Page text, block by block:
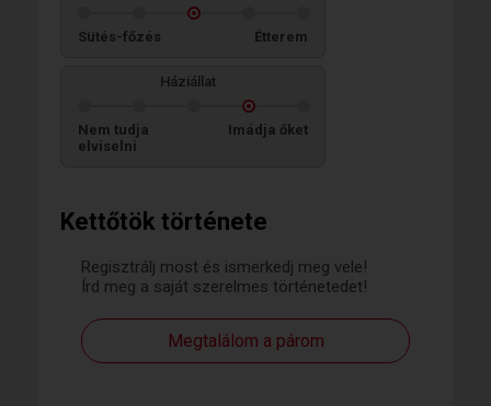
Kettőtök története
Regisztrálj most és ismerkedj meg vele!
Írd meg a saját szerelmes történetedet!
Megtalálom a párom
Sütés-főzés Étterem
Háziállat
Nem tudja
elviselni
Imádja őket